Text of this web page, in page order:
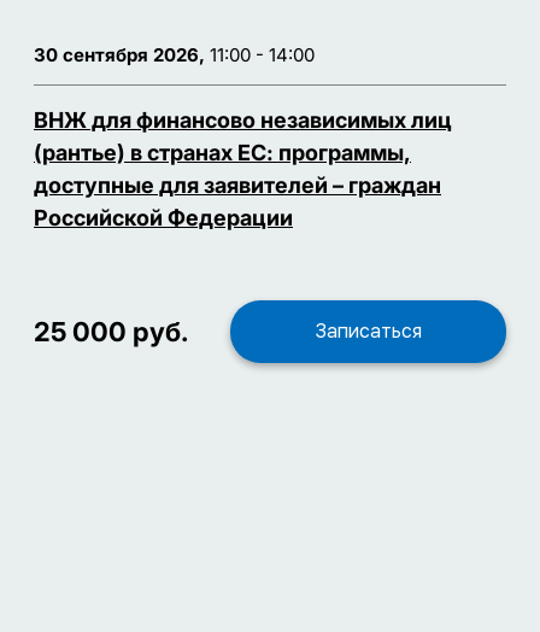
30 сентября 2026, 11:00 - 14:00
ВНЖ для финансово независимых лиц
(рантье) в странах ЕС: программы,
доступные для заявителей – граждан
Российской Федерации
25 000 руб. Записаться